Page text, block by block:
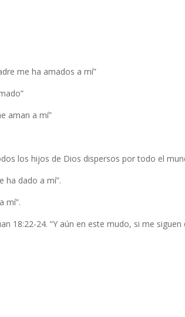
me ha amados a mí”
aman a mí”
los hijos de Dios dispersos por todo el
ha dado a mí”.
mí”.
18:22-24. “Y aún en este mudo, si me siguen